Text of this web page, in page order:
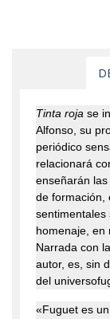
Tinta roja se
Alfonso, su
periódico
relacionará
enseñarán
de formación,
sentimentales
homenaje, en
Narrada con
autor, es, sin
del
«Fuguet es